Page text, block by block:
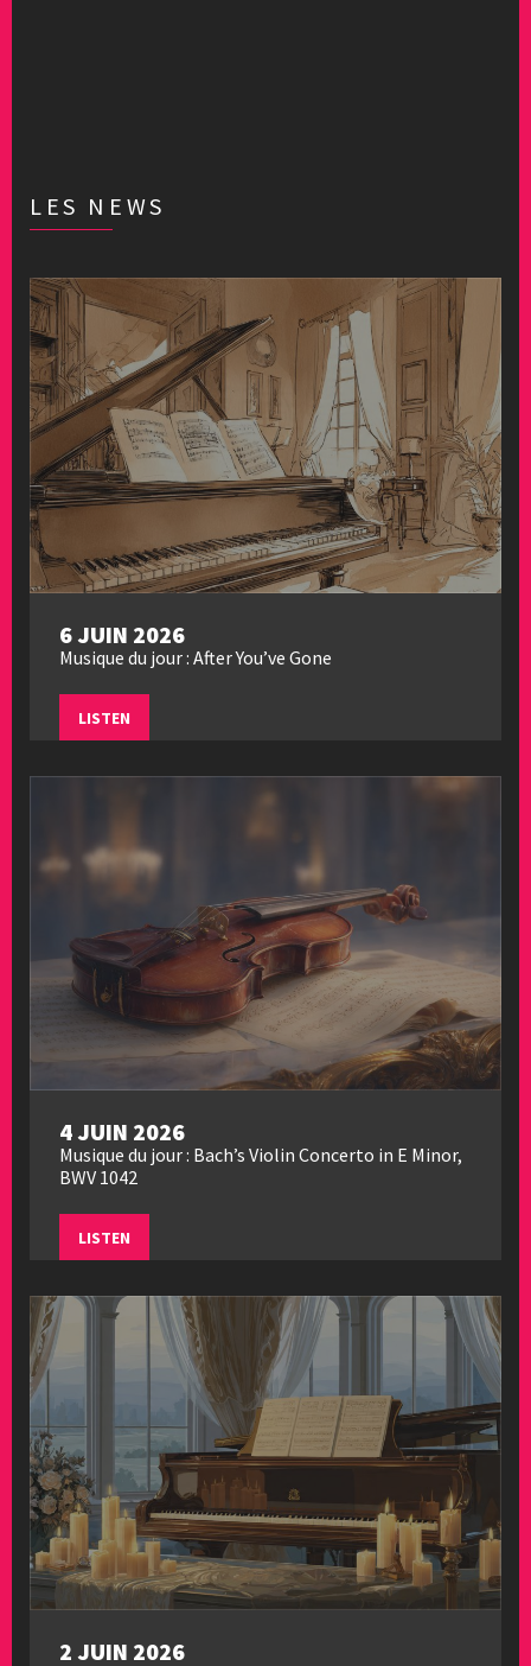
LES NEWS
6 JUIN 2026
Musique du jour : After You’ve Gone
LISTEN
4 JUIN 2026
Musique du jour : Bach’s Violin Concerto in E Minor,
BWV 1042
LISTEN
2 JUIN 2026